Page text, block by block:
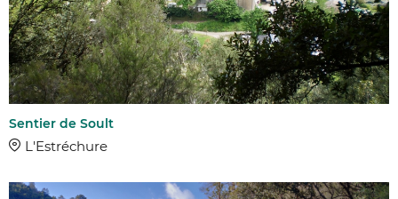
Sentier de Soult
L'Estréchure